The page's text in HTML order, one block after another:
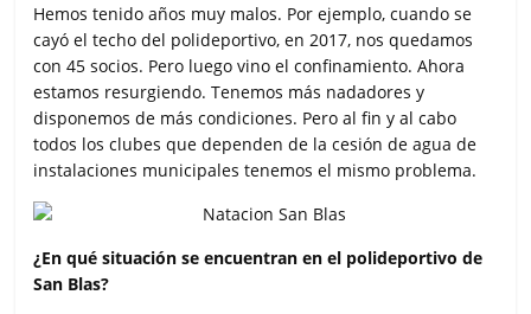
Hemos tenido años muy malos. Por ejemplo, cuando se
cayó el techo del polideportivo, en 2017, nos quedamos
con 45 socios. Pero luego vino el confinamiento. Ahora
estamos resurgiendo. Tenemos más nadadores y
disponemos de más condiciones. Pero al fin y al cabo
todos los clubes que dependen de la cesión de agua de
instalaciones municipales tenemos el mismo problema.
¿En qué situación se encuentran en el polideportivo de
San Blas?